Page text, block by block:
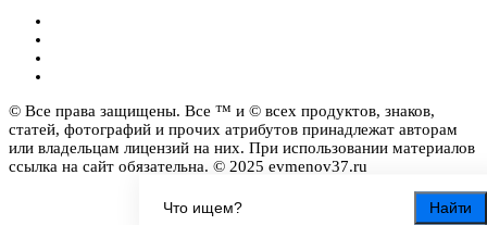
Найти
© Все права защищены. Все ™ и © всех продуктов, знаков,
статей, фотографий и прочих атрибутов принадлежат авторам
или владельцам лицензий на них. При использовании материалов
ссылка на сайт обязательна. © 2025 evmenov37.ru